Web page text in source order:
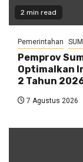
2 min read
Pemerintahan
Pemprov
Optimalkan
2 Tahun
7 Agustus 2026